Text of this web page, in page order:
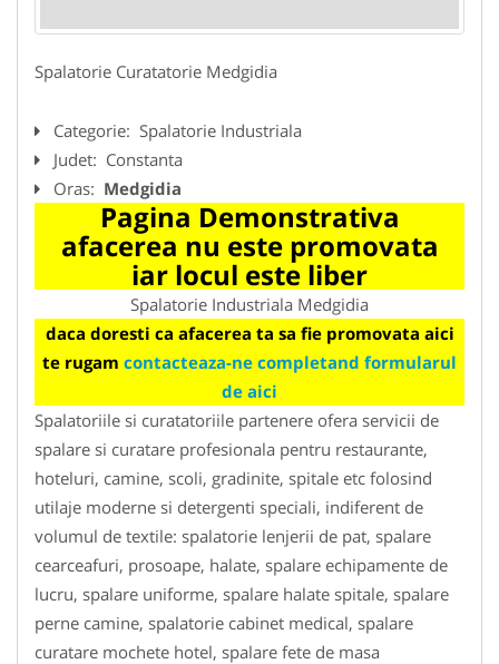
Spalatorie Curatatorie Medgidia
Categorie: Spalatorie Industriala
Judet: Constanta
Oras: Medgidia
Pagina Demonstrativa
afacerea nu este promovata
iar locul este liber
Spalatorie Industriala Medgidia
daca doresti ca afacerea ta sa fie promovata aici
te rugam contacteaza-ne completand formularul
de aici
Spalatoriile si curatatoriile partenere ofera servicii de
spalare si curatare profesionala pentru restaurante,
hoteluri, camine, scoli, gradinite, spitale etc folosind
utilaje moderne si detergenti speciali, indiferent de
volumul de textile: spalatorie lenjerii de pat, spalare
cearceafuri, prosoape, halate, spalare echipamente de
lucru, spalare uniforme, spalare halate spitale, spalare
perne camine, spalatorie cabinet medical, spalare
curatare mochete hotel, spalare fete de masa